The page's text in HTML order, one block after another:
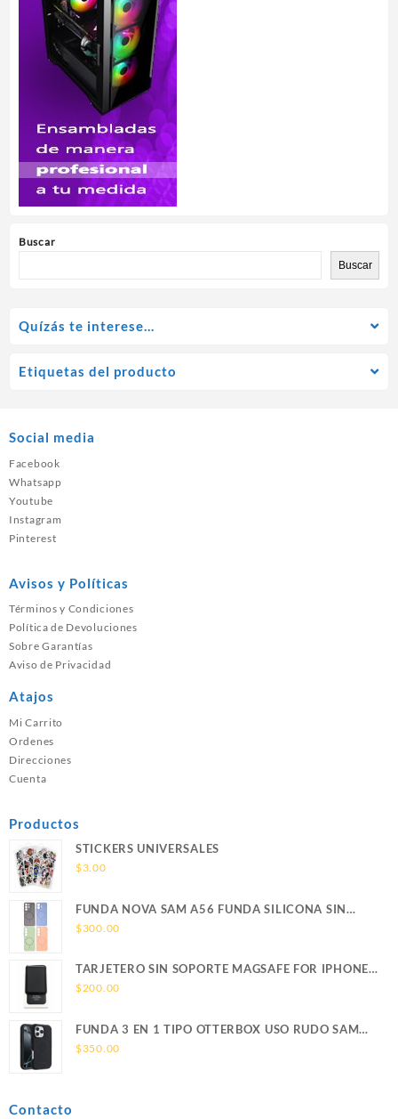
Buscar
Buscar
Quízás te interese…
Etiquetas del producto
Social media
Facebook
Whatsapp
Youtube
Instagram
Pinterest
Avisos y Políticas
Términos y Condiciones
Política de Devoluciones
Sobre Garantías
Aviso de Privacidad
Atajos
Mi Carrito
Ordenes
Direcciones
Cuenta
Productos
STICKERS UNIVERSALES
$3.00
FUNDA NOVA SAM A56 FUNDA SILICONA SIN
SOPORTE MAGNETICO SAMSUNG
$300.00
TARJETERO SIN SOPORTE MAGSAFE FOR IPHONE
LEATHER WALLET MAGSAFE
$200.00
FUNDA 3 EN 1 TIPO OTTERBOX USO RUDO SAM
S26 ULTRA SAMSUNG S26 ULTRA
$350.00
Contacto